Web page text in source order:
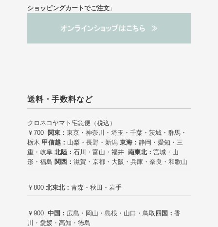
ショッピングカートでご注文↓
送料・手数料など
クロネコヤマト宅急便（税込）
￥700 関東： 東京・神奈川・埼玉・千葉・茨城・群馬・
栃木 甲信越： 山梨・長野・新潟 東海： 静岡・愛知・三
重・岐阜 北陸： 石川・富山・福井 南東北： 宮城・山
形・福島 関西： 滋賀・京都・大阪・兵庫・奈良・和歌山
￥800 北東北： 青森・秋田・岩手
￥900 中国： 広島・岡山・島根・山口・鳥取 四国： 香
川・愛媛・高知・徳島